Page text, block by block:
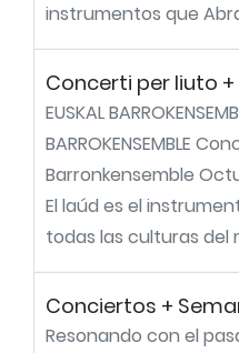
instrumentos que
Concerti per liuto
EUSKAL
BARROKENSEMBLE
Barronkensemble
El laúd es el
todas las culturas del
Conciertos +
Resonando con el